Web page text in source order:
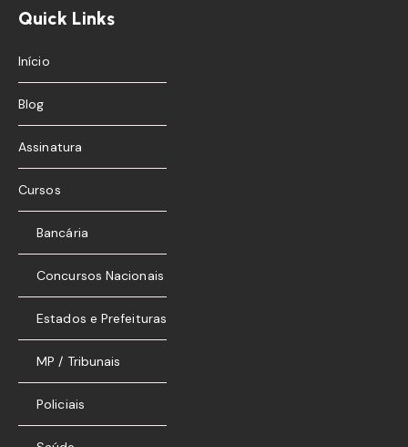
Quick Links
Início
Blog
Assinatura
Cursos
Bancária
Concursos Nacionais
Estados e Prefeituras
MP / Tribunais
Policiais